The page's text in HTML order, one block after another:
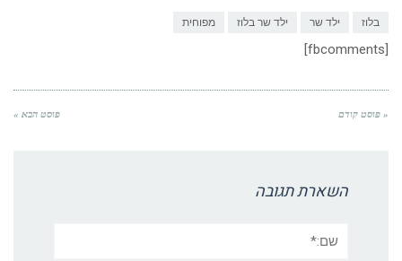
בלוז ילד שר ילד שר בלוז מפוחית
[fbcomments]
« פוסט קודם פוסט הבא »
השארת תגובה